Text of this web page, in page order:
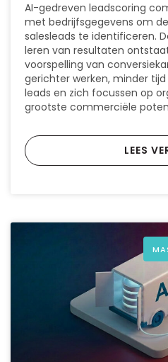
AI-gedreven leadscoring
met bedrijfsgegevens om
salesleads te identificeren.
leren van resultaten
voorspelling van
gerichter werken, minder
leads en zich focussen op
grootste commerciële
LEES